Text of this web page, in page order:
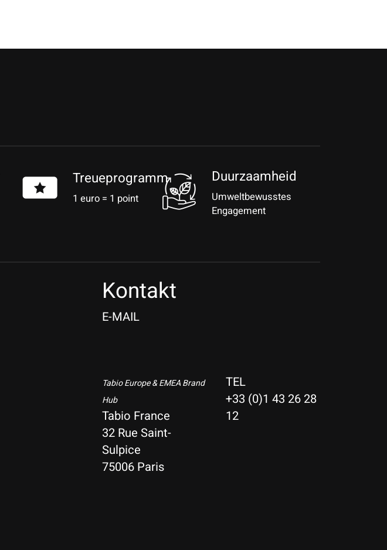
Treueprogramm
1 euro = 1 point
Duurzaamheid
Umweltbewusstes
Engagement
Kontakt
E-MAIL
Tabio Europe & EMEA Brand
Hub
Tabio France
32 Rue Saint-
Sulpice
75006 Paris
TEL
+33 (0)1 43 26 28
12